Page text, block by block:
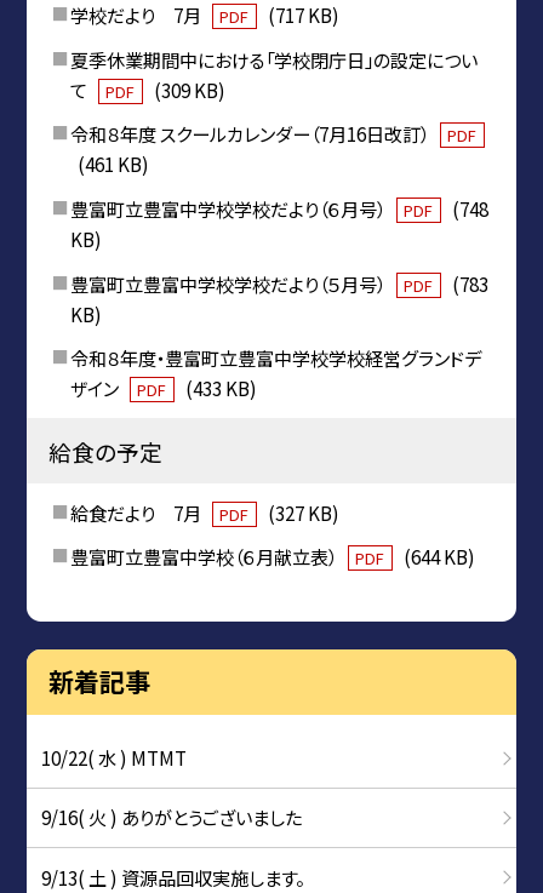
学校だより 7月
PDF
(717 KB)
夏季休業期間中における「学校閉庁日」の設定につい
て
PDF
(309 KB)
令和８年度 スクールカレンダー（7月16日改訂）
PDF
(461 KB)
豊富町立豊富中学校学校だより（６月号）
PDF
(748
KB)
豊富町立豊富中学校学校だより（５月号）
PDF
(783
KB)
令和８年度・豊富町立豊富中学校学校経営グランドデ
ザイン
PDF (433 KB)
給食の予定
給食だより 7月 PDF
(327 KB)
豊富町立豊富中学校（６月献立表）
PDF (644 KB)
新着記事
10/22( 水 ) MTMT
9/16( 火 ) ありがとうございました
9/13( 土 ) 資源品回収実施します。